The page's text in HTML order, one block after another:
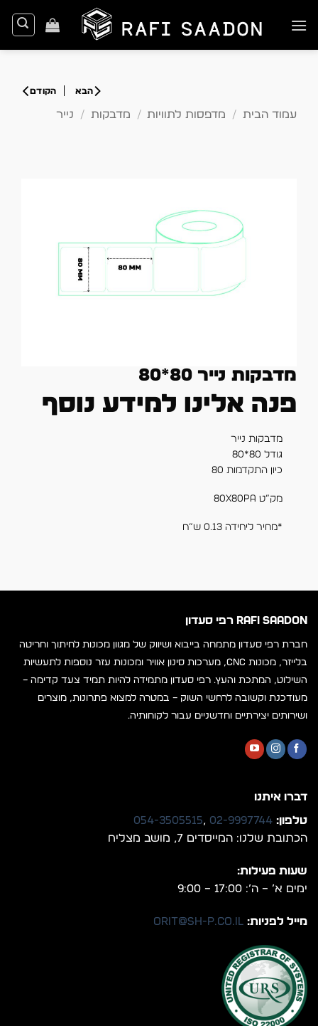
to
עמוד הבית / מדפסות לתוויות / מדבקות / נייר
מדבקות נייר 80*80
פנה אלינו למידע נוסף
מדבקות נייר
גודל 80*80
כיון התקדמות 80
מק”ט 80X80PA
*מחיר ליחידה 0.13 ש”ח
RAFI SAADON רפי סעדון
חברת רפי סעדון מתמחה בייבוא ושיווק של מגוון מכונות לחיתוך וחריטה
בלייזר, מכונות CNC, מערכות סינון אוויר ומכונות עזר נוספות לתעשיות
השילוט, המתכת והעץ. רפי סעדון מתמידה להיות תמיד צעד קדימה –
מעודכנת וקשובה לרחשי השוק – במטרה למצוא פתרונות, מוצרים
ושירותים יצירתיים וחדשניים עבור לקוחותיה.
דברו איתנו
טלפון: 02-9997744
,
054-3505515
הכתובת שלנו: המייסדים 7, מושב מצליח
שעות פעילות:
ימים א’ – ה’: 17:00 – 9:00
מייל לפניות: orit@sh-p.co.il